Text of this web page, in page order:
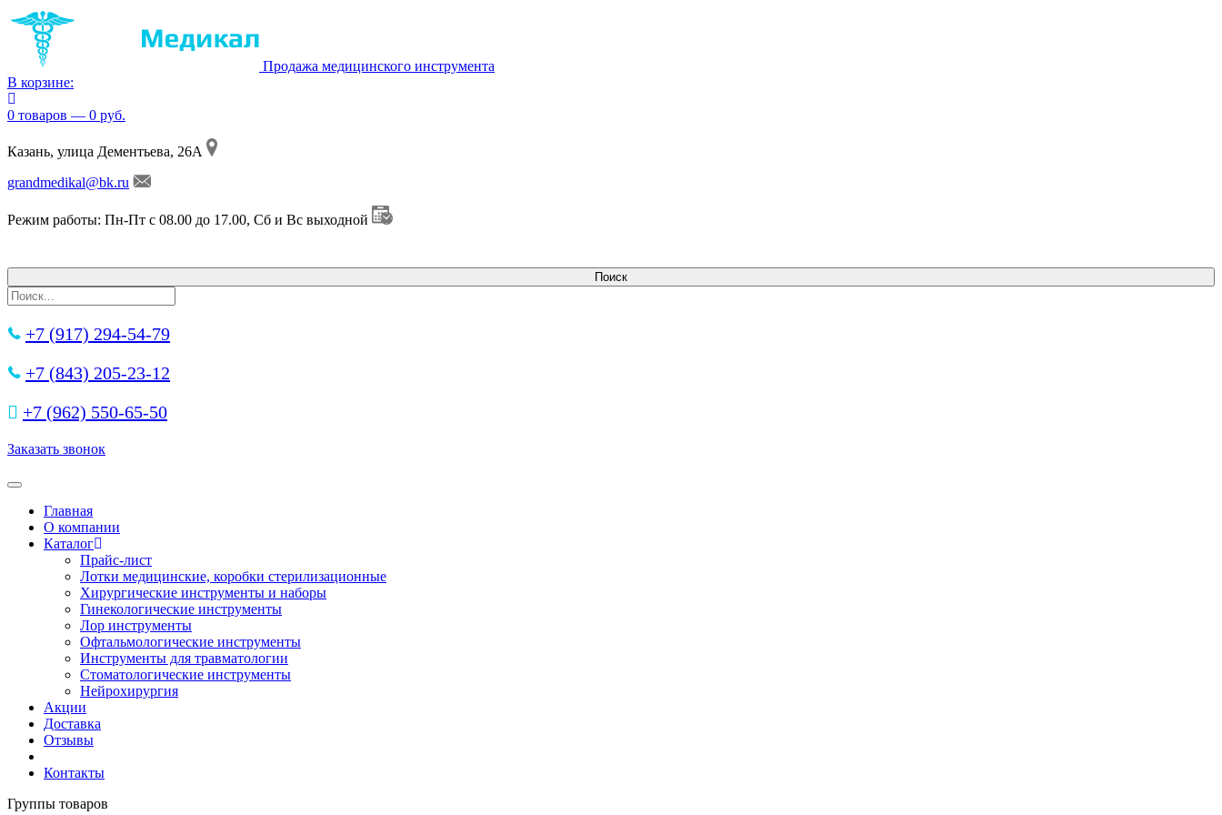
Продажа медицинского инструмента
В корзине:
0 товаров — 0 руб.
Казань, улица Дементьева, 26А
grandmedikal@bk.ru
Режим работы: Пн-Пт с 08.00 до 17.00, Сб и Вс выходной
+7 (917) 294-54-79
+7 (843) 205-23-12
+7 (962) 550‑65‑50‬
Заказать звонок
Toggle navigation
Главная
О компании
Каталог
Прайс-лист
Лотки медицинские, коробки стерилизационные
Хирургические инструменты и наборы
Гинекологические инструменты
Лор инструменты
Офтальмологические инструменты
Инструменты для травматологии
Стоматологические инструменты
Нейрохирургия
Акции
Доставка
Отзывы
Контакты
Группы товаров